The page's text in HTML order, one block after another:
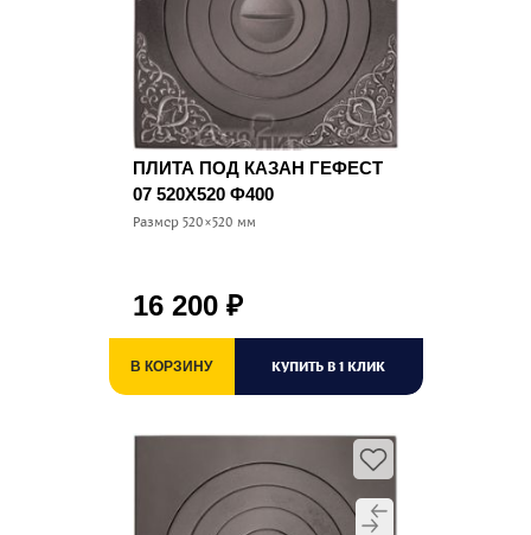
ПЛИТА ПОД КАЗАН ГЕФЕСТ
07 520Х520 Ф400
Размер 520×520 мм
16 200 ₽
В КОРЗИНУ КУПИТЬ В 1 КЛИК